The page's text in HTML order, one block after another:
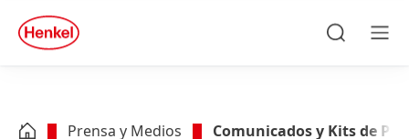
Skip to footer
quick
search
Prensa y Medios Comunicados y Kits de